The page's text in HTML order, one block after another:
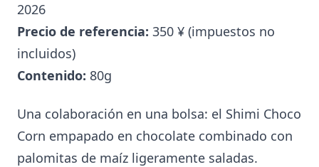
2026
Precio de referencia: 350 ¥ (impuestos no
incluidos)
Contenido: 80g
Una colaboración en una bolsa: el Shimi Choco
Corn empapado en chocolate combinado con
palomitas de maíz ligeramente saladas.